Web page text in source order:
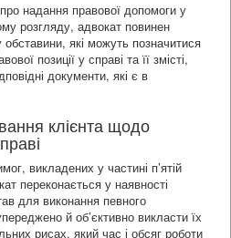
надання правової допомоги у
розгляду, адвокат повинен
обставини, які можуть позначитися
позиції у справі та її змісті,
документи, які є в
клієнта щодо
викладених у частині п’ятій
переконається у наявності
для виконання певного
й об’єктивно викласти їх
рисах, який час і обсяг роботи